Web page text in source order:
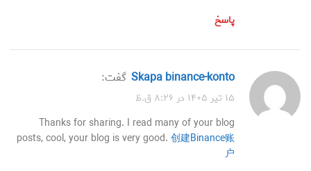
پاسخ
skapa binance-konto گفت:
۱۵ تیر ۱۴۰۵ در ۸:۲۶ ق.ظ
Thanks for sharing. I read many of your blog
posts, cool, your blog is very good. 创建Binance账
户